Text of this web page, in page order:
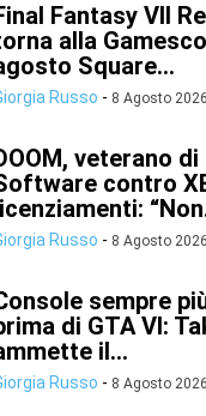
Fantasy VII
alla
Square...
Russo - 8 Agosto 2026
veterano di
contro
Russo - 8 Agosto 2026
sempre
di GTA VI:
il...
Russo - 8 Agosto 2026